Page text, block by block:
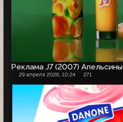
Реклама J7 (2007) Апельсины
29 апреля 2026, 10:24 271